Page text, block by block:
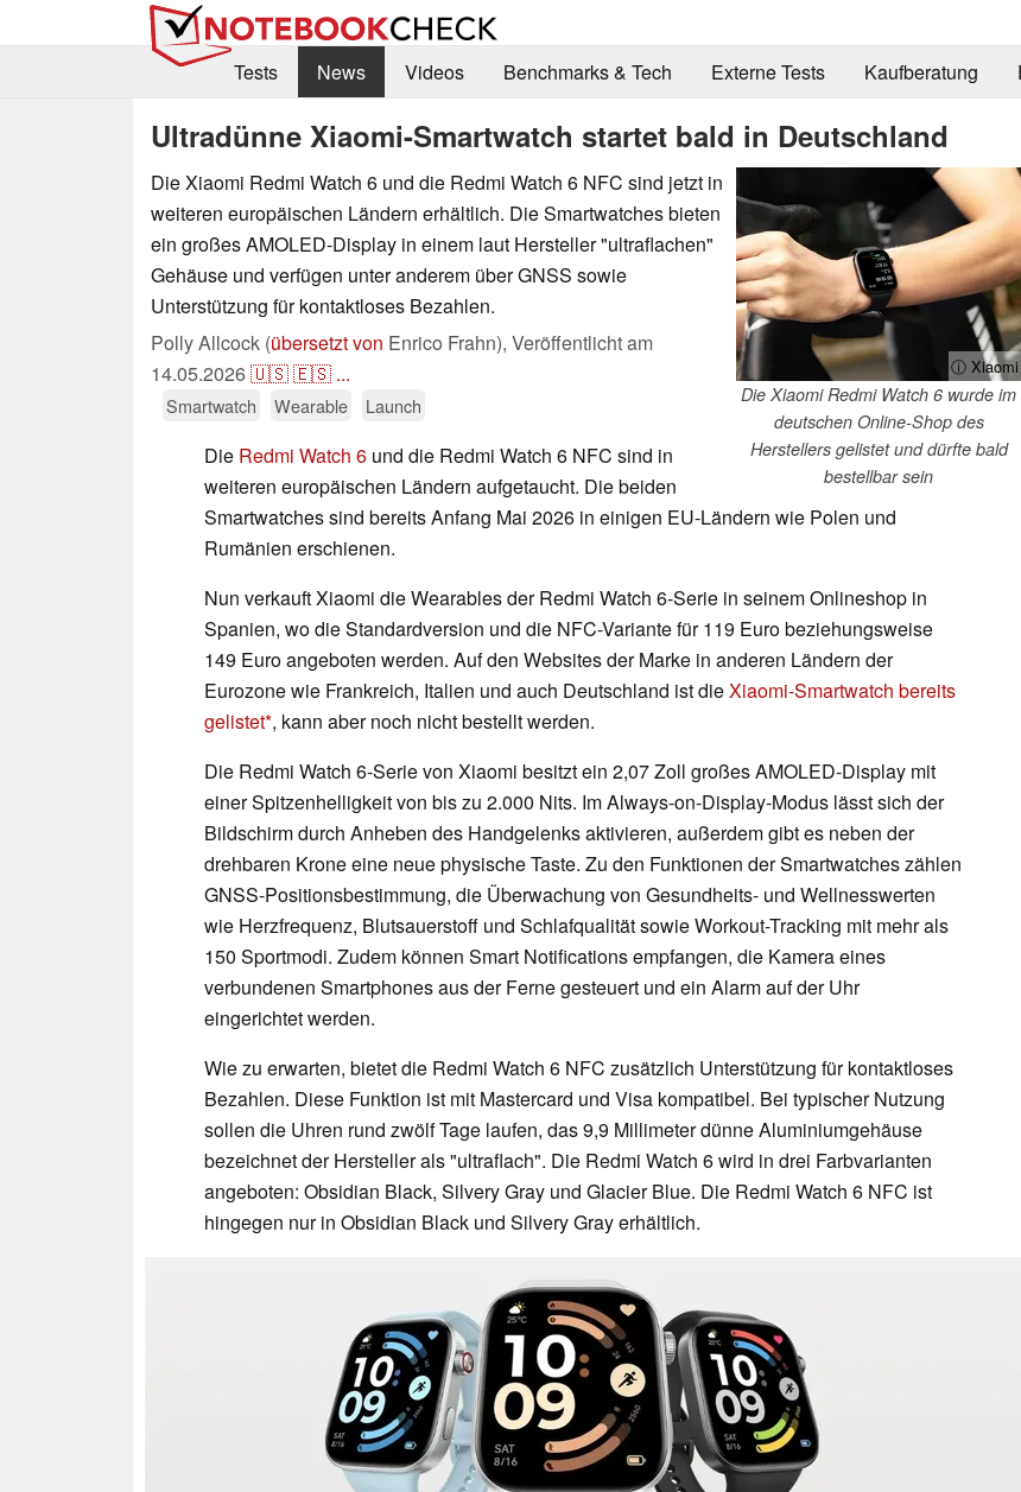
Tests
News Videos Benchmarks & Tech Externe Tests Kaufberatung
Ultradünne Xiaomi-Smartwatch startet bald in Deutschland
ⓘ Xiaomi
Die Xiaomi Redmi Watch 6 wurde im
deutschen Online-Shop des
Herstellers gelistet und dürfte bald
bestellbar sein
Die Xiaomi Redmi Watch 6 und die Redmi Watch 6 NFC sind jetzt in
weiteren europäischen Ländern erhältlich. Die Smartwatches bieten
ein großes AMOLED-Display in einem laut Hersteller "ultraflachen"
Gehäuse und verfügen unter anderem über GNSS sowie
Unterstützung für kontaktloses Bezahlen.
Polly Allcock (übersetzt von Enrico Frahn), Veröffentlicht am
14.05.2026🇺🇸🇪🇸 ...
Smartwatch Wearable Launch
Die Redmi Watch 6 und die Redmi Watch 6 NFC sind in
weiteren europäischen Ländern aufgetaucht. Die beiden
Smartwatches sind bereits Anfang Mai 2026 in einigen EU-Ländern wie Polen und
Rumänien erschienen.
Nun verkauft Xiaomi die Wearables der Redmi Watch 6-Serie in seinem Onlineshop in
Spanien, wo die Standardversion und die NFC-Variante für 119 Euro beziehungsweise
149 Euro angeboten werden. Auf den Websites der Marke in anderen Ländern der
Eurozone wie Frankreich, Italien und auch Deutschland ist dieXiaomi-Smartwatch bereits
gelistet , kann aber noch nicht bestellt werden.
Die Redmi Watch 6-Serie von Xiaomi besitzt ein 2,07 Zoll großes AMOLED-Display mit
einer Spitzenhelligkeit von bis zu 2.000 Nits. Im Always-on-Display-Modus lässt sich der
Bildschirm durch Anheben des Handgelenks aktivieren, außerdem gibt es neben der
drehbaren Krone eine neue physische Taste. Zu den Funktionen der Smartwatches zählen
GNSS-Positionsbestimmung, die Überwachung von Gesundheits- und Wellnesswerten
wie Herzfrequenz, Blutsauerstoff und Schlafqualität sowie Workout-Tracking mit mehr als
150 Sportmodi. Zudem können Smart Notifications empfangen, die Kamera eines
verbundenen Smartphones aus der Ferne gesteuert und ein Alarm auf der Uhr
eingerichtet werden.
Wie zu erwarten, bietet die Redmi Watch 6 NFC zusätzlich Unterstützung für kontaktloses
Bezahlen. Diese Funktion ist mit Mastercard und Visa kompatibel. Bei typischer Nutzung
sollen die Uhren rund zwölf Tage laufen, das 9,9 Millimeter dünne Aluminiumgehäuse
bezeichnet der Hersteller als "ultraflach". Die Redmi Watch 6 wird in drei Farbvarianten
angeboten: Obsidian Black, Silvery Gray und Glacier Blue. Die Redmi Watch 6 NFC ist
hingegen nur in Obsidian Black und Silvery Gray erhältlich.